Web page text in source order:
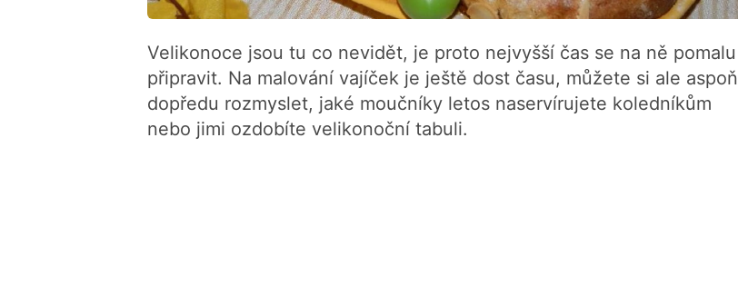
Velikonoce jsou tu co nevidět, je proto nejvyšší čas se na ně pomalu
připravit. Na malování vajíček je ještě dost času, můžete si ale aspoň
dopředu rozmyslet, jaké moučníky letos naservírujete koledníkům
nebo jimi ozdobíte velikonoční tabuli.